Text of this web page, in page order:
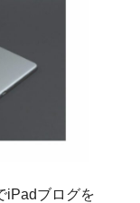
iPadブログを